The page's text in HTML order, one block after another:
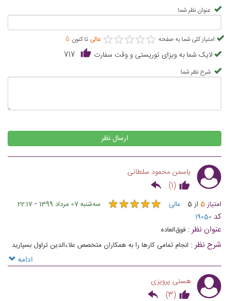
عنوان نظر شما
امتیاز کلی شما به صفحه ★★★★★
★★★★★ عالی تا کنون 5
لایک شما به ویزای توریستی و وقت سفارت 717
شرح نظر شما
ارسال نظر
یاسمن محمود سلطانی
(
1
)
امتیاز5 از 5 عالی ★★★★★
★★★★★ ﺳﻪشنبه 07 مرداد 1399 -
22:17
کد 19050
عنوان نظر : فوق‌العاده
شرح نظر : انجام تمامی کارها را به همکاران متخصص علاءالدین تراول بسپارید
ادامه
هستی پرویزی
(
3
)